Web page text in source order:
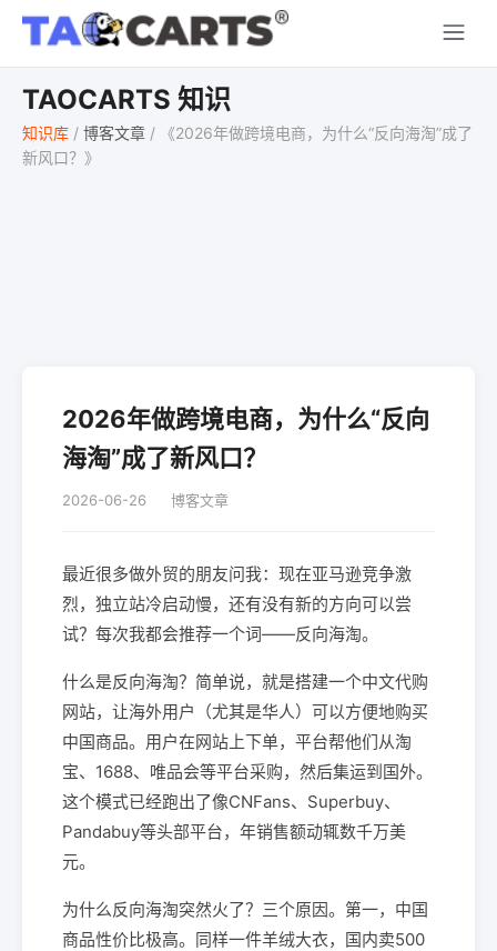
TAOCARTS 知识
知识库 / 博客文章 /
《2026年做跨境电商，为什么“反向海淘”成了
新风口？》
2026年做跨境电商，为什么“反向
海淘”成了新风口？
2026-06-26 博客文章
最近很多做外贸的朋友问我：现在亚马逊竞争激
烈，独立站冷启动慢，还有没有新的方向可以尝
试？每次我都会推荐一个词——反向海淘。
什么是反向海淘？简单说，就是搭建一个中文代购
网站，让海外用户（尤其是华人）可以方便地购买
中国商品。用户在网站上下单，平台帮他们从淘
宝、1688、唯品会等平台采购，然后集运到国外。
这个模式已经跑出了像CNFans、Superbuy、
Pandabuy等头部平台，年销售额动辄数千万美
元。
为什么反向海淘突然火了？三个原因。第一，中国
商品性价比极高。同样一件羊绒大衣，国内卖500